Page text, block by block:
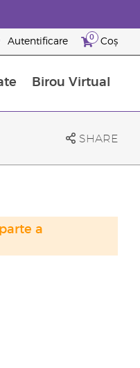
Autentificare 0 Coș
Birou Virtual
SHARE
a